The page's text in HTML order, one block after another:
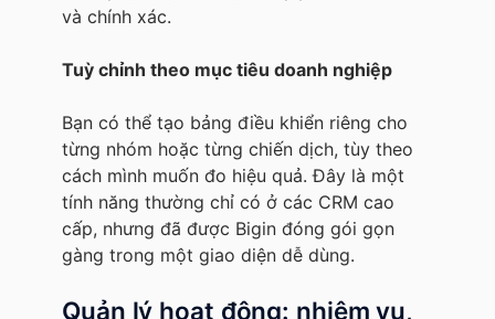
và chính xác.
Tuỳ chỉnh theo mục tiêu doanh nghiệp
Bạn có thể tạo bảng điều khiển riêng cho
từng nhóm hoặc từng chiến dịch, tùy theo
cách mình muốn đo hiệu quả. Đây là một
tính năng thường chỉ có ở các CRM cao
cấp, nhưng đã được Bigin đóng gói gọn
gàng trong một giao diện dễ dùng.
Quản lý hoạt động: nhiệm vụ,